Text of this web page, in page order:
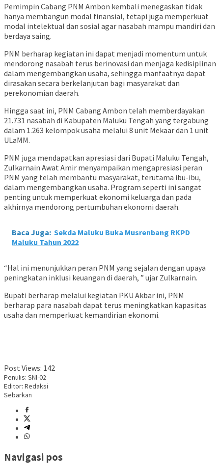
Pemimpin Cabang PNM Ambon kembali menegaskan tidak
hanya membangun modal finansial, tetapi juga memperkuat
modal intelektual dan sosial agar nasabah mampu mandiri dan
berdaya saing.
PNM berharap kegiatan ini dapat menjadi momentum untuk
mendorong nasabah terus berinovasi dan menjaga kedisiplinan
dalam mengembangkan usaha, sehingga manfaatnya dapat
dirasakan secara berkelanjutan bagi masyarakat dan
perekonomian daerah.
Hingga saat ini, PNM Cabang Ambon telah memberdayakan
21.731 nasabah di Kabupaten Maluku Tengah yang tergabung
dalam 1.263 kelompok usaha melalui 8 unit Mekaar dan 1 unit
ULaMM.
PNM juga mendapatkan apresiasi dari Bupati Maluku Tengah,
Zulkarnain Awat Amir menyampaikan mengapresiasi peran
PNM yang telah membantu masyarakat, terutama ibu-ibu,
dalam mengembangkan usaha. Program seperti ini sangat
penting untuk memperkuat ekonomi keluarga dan pada
akhirnya mendorong pertumbuhan ekonomi daerah.
Baca Juga: Sekda Maluku Buka Musrenbang RKPD
Maluku Tahun 2022
“Hal ini menunjukkan peran PNM yang sejalan dengan upaya
peningkatan inklusi keuangan di daerah, ” ujar Zulkarnain.
Bupati berharap melalui kegiatan PKU Akbar ini, PNM
berharap para nasabah dapat terus meningkatkan kapasitas
usaha dan memperkuat kemandirian ekonomi.
Post Views: 142
Penulis: SNI-02
Editor: Redaksi
Sebarkan
Navigasi pos